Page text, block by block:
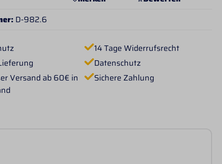
D-982.6
14 Tage Widerrufsrecht
Datenschutz
Versand ab 60€ in
Sichere Zahlung